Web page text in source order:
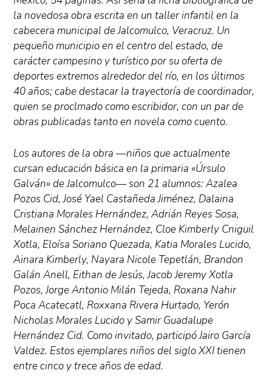
la novedosa obra escrita en un taller infantil en la
cabecera municipal de Jalcomulco, Veracruz. Un
pequeño municipio en el centro del estado, de
carácter campesino y turístico por su oferta de
deportes extremos alrededor del río, en los últimos
40 años; cabe destacar la trayectoría de coordinador,
quien se proclmado como escribidor, con un par de
obras publicadas tanto en novela como cuento.
Los autores de la obra —niños que actualmente
cursan educación básica en la primaria «Úrsulo
Galván» de Jalcomulco— son 21 alumnos: Azalea
Pozos Cid, José Yael Castañeda Jiménez, Dalaina
Cristiana Morales Hernández, Adrián Reyes Sosa,
Melainen Sánchez Hernández, Cloe Kimberly Cniguil
Xotla, Eloísa Soriano Quezada, Katia Morales Lucido,
Ainara Kimberly, Nayara Nicole Tepetlán, Brandon
Galán Anell, Eithan de Jesús, Jacob Jeremy Xotla
Pozos, Jorge Antonio Milán Tejeda, Roxana Nahir
Poca Acatecatl, Roxxana Rivera Hurtado, Yerón
Nicholas Morales Lucido y Samir Guadalupe
Hernández Cid. Como invitado, participó Jairo García
Valdez. Estos ejemplares niños del siglo XXI tienen
entre cinco y trece años de edad.